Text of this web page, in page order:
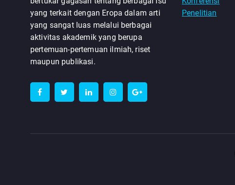
yang terkait dengan Eropa dalam arti
yang sangat luas melalui berbagai
aktivitas akademik yang berupa
pertemuan-pertemuan ilmiah, riset
maupun publikasi.
Penelitian